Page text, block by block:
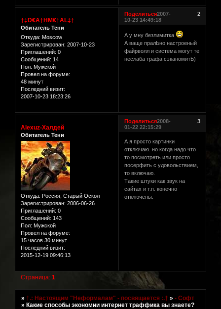
Поделиться 2
2007-
10-23 14:49:18
†‡D€A†HM€†AL‡†
Обитатель Тени
Откуда: Moscow
Зарегистрирован: 2007-10-23
Приглашений: 0
Сообщений: 14
Пол: Мужской
Провел на форуме:
48 минут
Последний визит:
2007-10-23 18:23:26
А у мну безлимитка
А ваще пралЬно настроеный
файрволл и система могут те
неслаба трафа сэканомитЬ)
Поделиться 3
2008-
01-22 22:15:29
Alexuz-Халдей
Обитатель Тени
Откуда: Россия, Старый Оскол
Зарегистрирован: 2006-06-26
Приглашений: 0
Сообщений: 143
Пол: Мужской
Провел на форуме:
15 часов 30 минут
Последний визит:
2015-12-19 09:46:13
А я просто картинки
отключаю. но когда надо что
то посмотреть или просто
посерфить с удовольствием,
то включаю.
Такие штуки как звук на
сайтах и т.п. конечно
отключены.
Страница:1
»†.: Настоящим "Неформалам" - посвящается :.† »- Софт
»Какие способы экономии интернет траффика вы знаете?